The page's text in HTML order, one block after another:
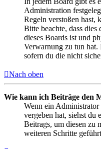
Administration
Regeln verstoßen hast,
Bitte beachte, dass
dieses Boards ist und
Verwarnung zu tun
sofern du die nicht
Nach oben
Wie kann ich Beiträge den
Wenn ein Administrator
vergeben hat, siehst du
Beitrags, um diesen zu
weiteren Schritte